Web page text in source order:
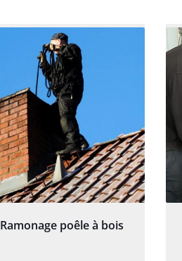
Ramonage poêle à bois